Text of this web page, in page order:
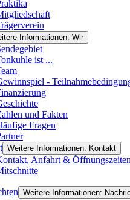
Informationen: Wir
ist ...
-
und Fakten
Fragen
Weitere Informationen: Kontakt
Anfahrt & Öffnungszeiten
Weitere Informationen: